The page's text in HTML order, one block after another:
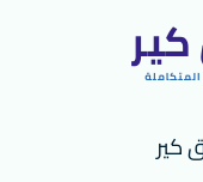
كير